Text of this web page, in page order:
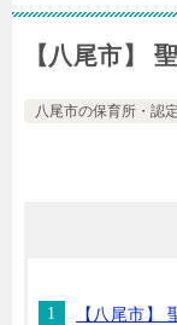
【八尾市】
八尾市の保育所・認
【八尾市】